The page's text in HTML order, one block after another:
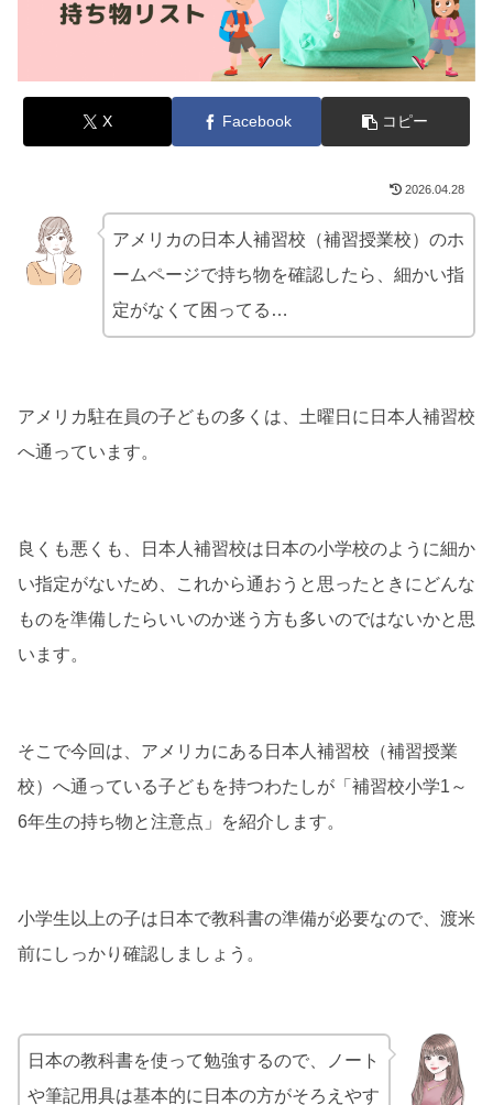
X Facebook コピー
2026.04.28
アメリカの日本人補習校（補習授業校）のホ
ームページで持ち物を確認したら、細かい指
定がなくて困ってる…
アメリカ駐在員の子どもの多くは、土曜日に日本人補習校
へ通っています。
良くも悪くも、日本人補習校は日本の小学校のように細か
い指定がないため、これから通おうと思ったときにどんな
ものを準備したらいいのか迷う方も多いのではないかと思
います。
そこで今回は、アメリカにある日本人補習校（補習授業
校）へ通っている子どもを持つわたしが「補習校小学1～
6年生の持ち物と注意点」を紹介します。
小学生以上の子は日本で教科書の準備が必要なので、渡米
前にしっかり確認しましょう。
日本の教科書を使って勉強するので、ノート
や筆記用具は基本的に日本の方がそろえやす